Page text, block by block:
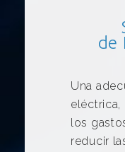
de
Una
eléctrica,
los
reducir